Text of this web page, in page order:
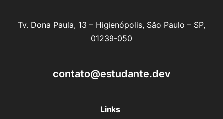
Tv. Dona Paula, 13 – Higienópolis, São Paulo – SP,
01239-050
contato@estudante.dev
Links